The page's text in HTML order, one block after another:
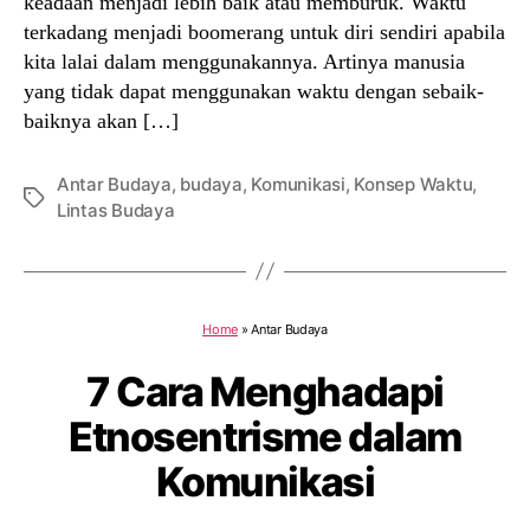
terkadang menjadi boomerang untuk diri sendiri apabila
kita lalai dalam menggunakannya. Artinya manusia
yang tidak dapat menggunakan waktu dengan sebaik-
baiknya akan […]
Tags
Antar Budaya, budaya, Komunikasi, Konsep Waktu,
Lintas Budaya
Home»Antar Budaya
7 Cara Menghadapi
Etnosentrisme dalam
Komunikasi